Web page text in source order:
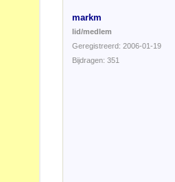
markm
lid/medlem
Geregistreerd: 2006-01-19
Bijdragen: 351